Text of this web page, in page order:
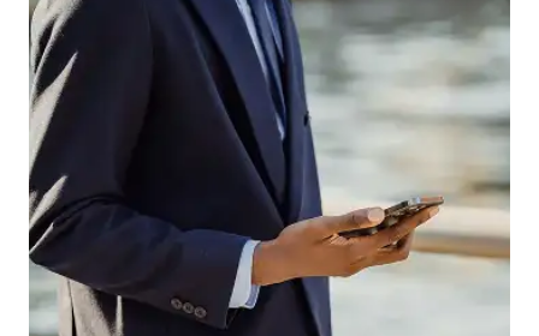
Agiscono come investigatori indipendenti e vi
aiutano a chiarire eventuali segnalazioni di
molestie.
Raccogliamo le prove e redigiamo un rapporto
d'indagine che vi consente di prendere le decisioni
giuste, costituendo al contempo una prova
opponibile in caso di contenzioso.